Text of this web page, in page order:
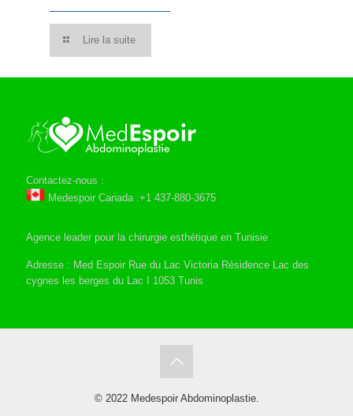
Lire la suite
Contactez-nous :
Medespoir Canada :+1 437-880-3675
Agence leader pour la chirurgie esthétique en Tunisie
Adresse : Med Espoir Rue du Lac Victoria Résidence Lac des
cygnes les berges du Lac I 1053 Tunis
© 2022 Medespoir Abdominoplastie.